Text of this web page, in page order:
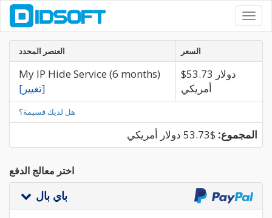
العنصر المحدد السعر
My IP Hide Service (6 months)
[تغيير]
$53.73 دولار
أمريكي
هل لديك قسيمة؟
المجموع: $53.73 دولار أمريكي
اختر معالج الدفع
باي بال